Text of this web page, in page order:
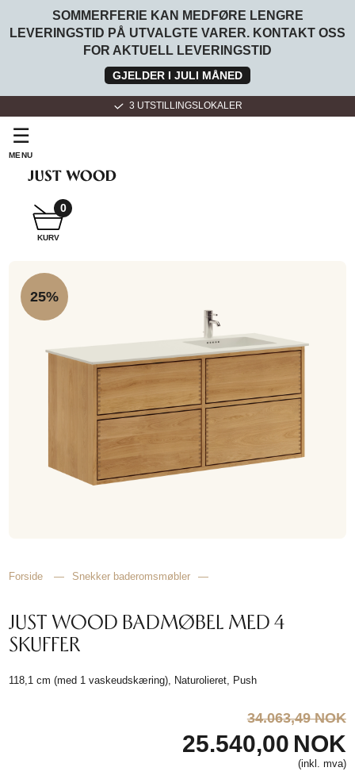
SOMMERFERIE KAN MEDFØRE LENGRE
LEVERINGSTID PÅ UTVALGTE VARER. KONTAKT OSS
FOR AKTUELL LEVERINGSTID
GJELDER I JULI MÅNED
3 UTSTILLINGSLOKALER
☰
MENU
SNEKKER
KJØKKEN
HJEMMET
INSPIRASJON
KURV
0
25%
Forside — Snekker baderomsmøbler —
JUST WOOD BADMØBEL MED 4
SKUFFER
118,1 cm (med 1 vaskeudskæring), Naturolieret, Push
34.063,49 NOK
25.540,00 NOK
(inkl. mva)